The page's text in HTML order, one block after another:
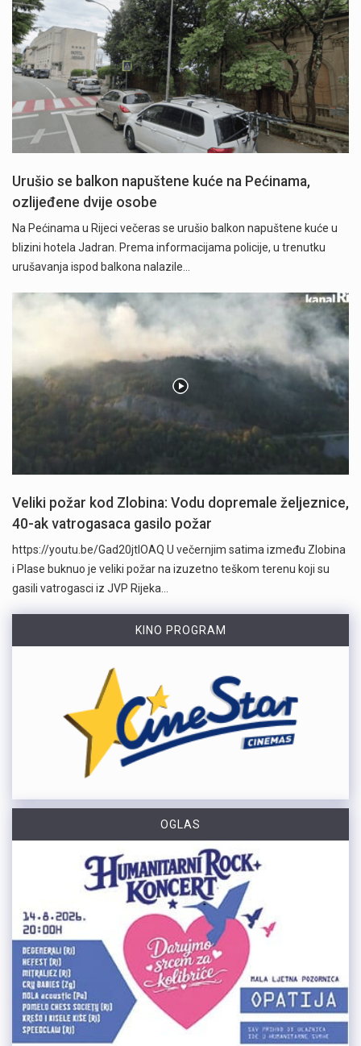
Urušio se balkon napuštene kuće na Pećinama,
ozlijeđene dvije osobe
Na Pećinama u Rijeci večeras se urušio balkon napuštene kuće u
blizini hotela Jadran. Prema informacijama policije, u trenutku
urušavanja ispod balkona nalazile…
Veliki požar kod Zlobina: Vodu dopremale željeznice,
40-ak vatrogasaca gasilo požar
https://youtu.be/Gad20jtIOAQ U večernjim satima između Zlobina
i Plase buknuo je veliki požar na izuzetno teškom terenu koji su
gasili vatrogasci iz JVP Rijeka…
KINO PROGRAM
OGLAS